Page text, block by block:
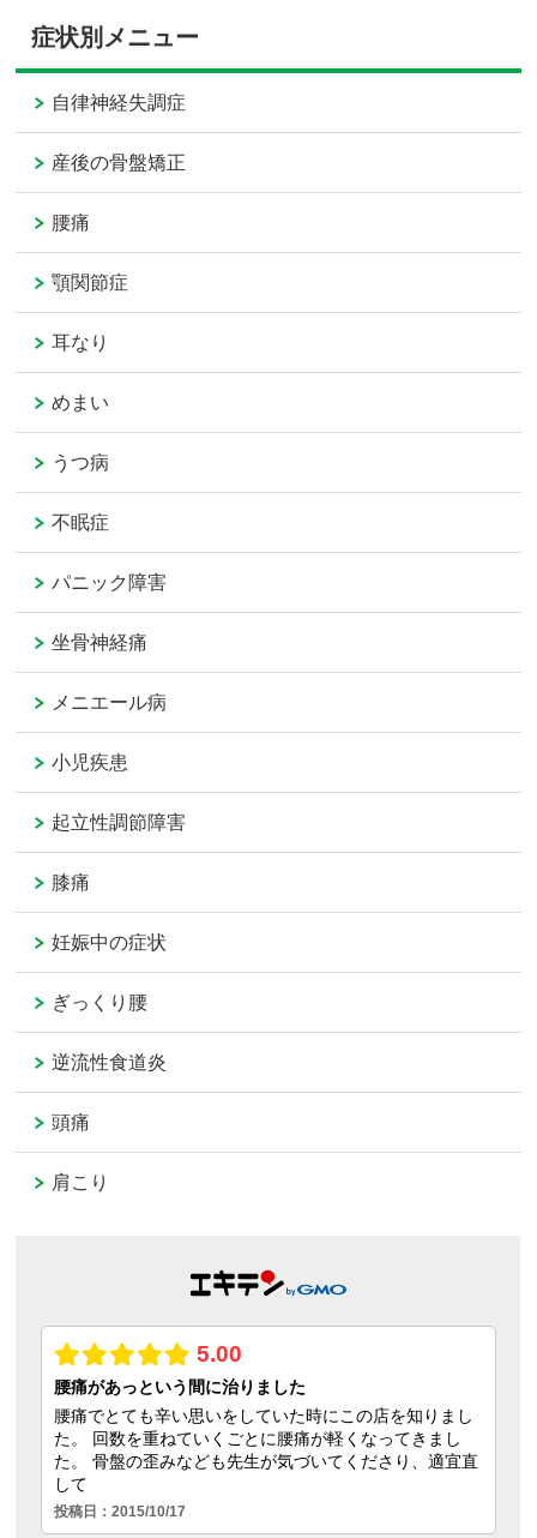
症状別メニュー
自律神経失調症
産後の骨盤矯正
腰痛
顎関節症
耳なり
めまい
うつ病
不眠症
パニック障害
坐骨神経痛
メニエール病
小児疾患
起立性調節障害
膝痛
妊娠中の症状
ぎっくり腰
逆流性食道炎
頭痛
肩こり